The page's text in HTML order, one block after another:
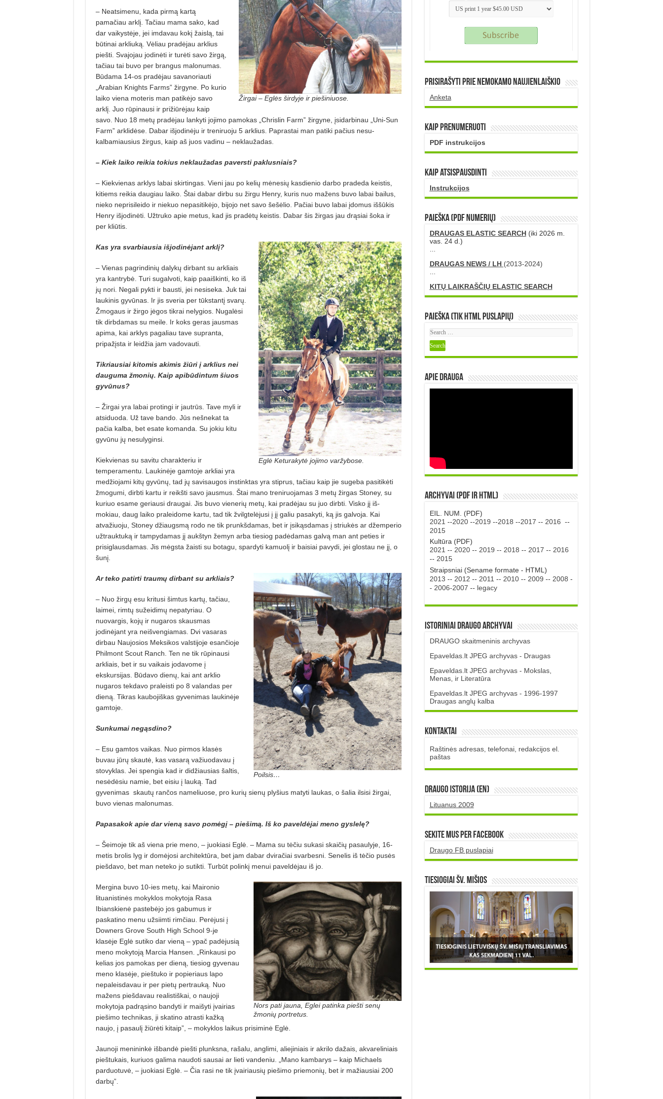
Žirgai – Eglės širdyje ir piešiniuose.
– Neatsimenu, kada pirmą kartą
pamačiau arklį. Tačiau mama sako, kad
dar vaikystėje, jei imdavau kokį žaislą, tai
būtinai arkliuką. Vėliau pradėjau arklius
piešti. Svajojau jodinėti ir turėti savo žirgą,
tačiau tai buvo per brangus malonumas.
Bū­dama 14-os pradėjau savanoriauti
„Arabian Knights Farms” žirgyne. Po kurio
laiko viena moteris man pa­tikėjo savo
arklį. Juo rūpinausi ir prižiūrėjau kaip
savo. Nuo 18 metų pradėjau lankyti jojimo pamokas „Chrislin Farm” žirgyne, įsidarbinau „Uni-Sun
Farm” arklidėse. Dabar išjodinėju ir treniruoju 5 arklius. Paprastai man patiki pačius nesu­
kalbamiausius žirgus, kaip aš juos vadinu – neklaužadas.
– Kiek laiko reikia tokius neklaužadas paversti paklusniais?
– Kiekvienas arklys labai skirtingas. Vieni jau po kelių mėnesių kasdienio darbo pradeda keistis,
kitiems reikia daugiau laiko. Štai dabar dirbu su žirgu Henry, kuris nuo mažens buvo labai bailus,
nieko neprisileido ir niekuo nepasitikėjo, bijojo net savo šešėlio. Pačiai buvo labai įdomus iš­šūkis
Henry išjodinėti. Užtruko apie metus, kad jis pradėtų keistis. Dabar šis žirgas jau drąsiai šoka ir
per kliūtis.
Eglė Keturakytė jojimo varžybose.
Kas yra svarbiausia išjodinėjant arklį?
– Vienas pagrindinių dalykų dirbant su arkliais
yra kantrybė. Turi sugalvoti, kaip paaiškinti, ko iš
jų nori. Negali pykti ir bausti, jei nesiseka. Juk tai
laukinis gyvūnas. Ir jis sveria per tūkstantį svarų.
Žmo­gaus ir žirgo jėgos tikrai nelygios. Nugalėsi
tik dirbdamas su meile. Ir koks geras jausmas
apima, kai arklys pagaliau tave supranta,
pripažįsta ir leidžia jam vadovauti.
Tikriausiai kitomis akimis žiūri į arklius nei
dauguma žmonių. Kaip apibūdintum šiuos
gyvūnus?
– Žirgai yra labai protingi ir jautrūs. Tave myli ir
atsiduoda. Už tave bando. Jūs nešnekat ta
pačia kalba, bet esate komanda. Su jokiu kitu
gyvūnu jų nesulyginsi.
Kiek­vienas su savitu charakteriu ir
temperamentu. Laukinėje gamtoje arkliai yra
medžiojami kitų gyvūnų, tad jų savi­saugos instinktas yra stiprus, tačiau kaip jie sugeba pasitikėti
žmogumi, dirbti kartu ir reikšti savo jausmus. Štai mano treniruojamas 3 metų žirgas Stoney, su
kuriuo esame geriausi draugai. Jis buvo vienerių metų, kai pradėjau su juo dirbti. Visko jį iš­
mokiau, daug laiko praleidome kar­tu, tad tik žvilgtelėjusi į jį galiu pa­sakyti, ką jis galvoja. Kai
atvažiuoju, Stoney džiaugsmą rodo ne tik prunkšdamas, bet ir įsikąsdamas į striukės ar džemperio
užtrauktuką ir tampydamas jį aukštyn žemyn arba tiesiog padėdamas galvą man ant peties ir
prisiglausdamas. Jis mėgsta žaisti su botagu, spardyti kamuolį ir baisiai pavydi, jei glostau ne jį, o
šunį.
Poilsis…
Ar teko patirti traumų dirbant su arkliais?
– Nuo žirgų esu kritusi šimtus kartų, tačiau,
laimei, rimtų sužeidimų nepatyriau. O
nuovargis, kojų ir nugaros skausmas
jodinėjant yra neišvengiamas. Dvi vasaras
dirbau Naujosios Meksikos valstijoje esan­čioje
Phil­mont Scout Ranch. Ten ne tik rūpinausi
arkliais, bet ir su vaikais jodavome į
ekskursijas. Būdavo dienų, kai ant arklio
nugaros tekdavo praleisti po 8 valandas per
dieną. Tikras kaubojiškas gyvenimas laukinėje
gamtoje.
Sunkumai negąsdino?
– Esu gamtos vaikas. Nuo pirmos klasės
buvau jūrų skautė, kas vasarą važiuodavau į
stovyklas. Jei spengia kad ir didžiausias šaltis,
nesėdėsiu namie, bet eisiu į lauką. Tad
gyvenimas skautų rančos nameliuose, pro kurių sienų plyšius matyti laukas, o šalia ilsisi žirgai,
buvo vienas malonumas.
Papasakok apie dar vieną savo pomėgį – piešimą. Iš ko paveldėjai meno gyslelę?
– Šeimoje tik aš viena prie meno, – juokiasi Eglė. – Mama su tėčiu sukasi skaičių pasaulyje, 16-
metis brolis lyg ir domėjosi architektūra, bet jam dabar dviračiai svarbesni. Senelis iš tėčio pusės
piešdavo, bet man neteko jo sutikti. Turbūt polinkį menui paveldėjau iš jo.
Nors pati jauna, Eglei patinka piešti senų
žmonių portretus.
Mergina buvo 10-ies metų, kai Maironio
lituanistinės mokyklos mokytoja Rasa
Ibianskienė pastebėjo jos gabumus ir
paskatino menu užsiimti rimčiau. Perėjusi į
Downers Grove South High School 9-je
klasėje Eglė sutiko dar vieną – ypač padė­jusią
meno mokytoją Marcia Hansen. „Rinkausi po
kelias jos pamokas per dieną, tiesiog gyvenau
meno klasėje, pieštuko ir popieriaus lapo
nepaleisdavau ir per pietų pertrauką. Nuo
mažens piešdavau realistiškai, o naujoji
mokytoja padrąsino bandyti ir maišyti įvairias
piešimo technikas, ji skatino atrasti kažką
naujo, į pasaulį žiūrėti kitaip”, – mokyklos laikus prisiminė Eglė.
Jaunoji menininkė išbandė pieš­ti plunksna, rašalu, anglimi, aliejiniais ir akrilo dažais, akvareliniais
pieštukais, kuriuos galima naudoti sausai ar lieti vandeniu. „Mano kambarys – kaip Michaels
parduotuvė, – juokiasi Eglė. – Čia rasi ne tik įvairiausių piešimo priemonių, bet ir mažiausiai 200
darbų”.
Prisirašyti prie nemokamo naujienlaiškio
Anketa
Kaip prenumeruoti
PDF instrukcijos
Kaip atsispausdinti
Instrukcijos
PAIEŠKA (PDF numerių)
DRAUGAS ELASTIC SEARCH(iki 2026 m.
vas. 24 d.)
...
DRAUGAS NEWS / LH (2013-2024)
...
KITŲ LAIKRAŠČIŲ ELASTIC SEARCH
Paieška (tik HTML puslapių)
Apie DRAUGA
Archyvai (PDF ir HTML)
EIL. NUM. (PDF)
2021 --2020--2019 --2018 --2017 -- 2016 --
2015
Kultūra (PDF)
2021 -- 2020-- 2019 -- 2018 -- 2017 -- 2016
-- 2015
Straipsniai (Sename formate - HTML)
2013 -- 2012 -- 2011 -- 2010-- 2009 -- 2008 -
- 2006-2007 -- legacy
Istoriniai DRAUGO Archyvai
DRAUGO skaitmeninis archyvas
Epaveldas.lt JPEG archyvas - Draugas
Epaveldas.lt JPEG archyvas - Mokslas,
Menas, ir Literatūra
Epaveldas.lt JPEG archyvas - 1996-1997
Draugas anglų kalba
Kontaktai
Raštinės adresas, telefonai, redakcijos el.
paštas
DRAUGO istorija (EN)
Lituanus 2009
Sekite mus per Facebook
Draugo FB puslapiai
TIESIOGIAI šv. MIŠIOS